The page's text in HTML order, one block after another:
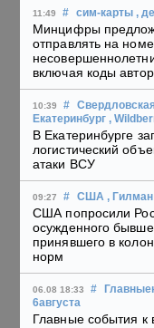
11:49 # сим-карты ,
Минцифры
отправлять на
включая коды
10:39 #
Екатеринбург ,
В Екатеринбурге
логистический
атаки ВСУ
09:27 # США , Гилман
США попросили
осужденного
принявшего в
норм
06.08 18:33 #
6августа
Главные события к